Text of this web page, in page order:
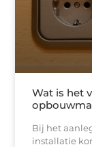
Wat is het
Bij het
installatie